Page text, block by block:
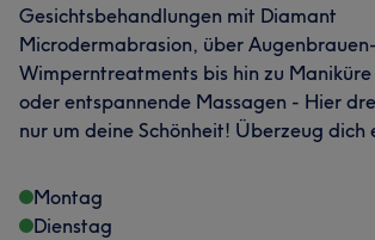
Gesichtsbehandlungen mit Diamant
Microdermabrasion, über
Wimperntreatments bis hin zu Maniküre
oder entspannende Massagen - Hier
nur um deine Schönheit! Überzeug dich
Montag
Dienstag